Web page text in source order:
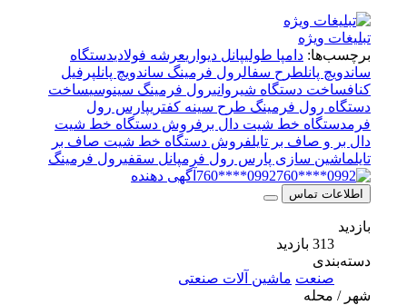
تبلیغات ویژه
برچسب‌ها:دامپا طولی پانل دیواری عرشه فولادی دستگاه
ساندویچ پانلطرح سفال رول فرمینگ ساندویچ پانلپرفیل
ساخت دستگاه شیروانیرول فرمینگ سینوسیساخت
دستگاه رول فرمینگ طرح سینه کفتری پارس رول
دستگاه خط شیت دال برفروش دستگاه خط شیت
دال بر و صاف بر تایل فروش دستگاه خط شیت صاف بر
ماشین سازی پارس رول فرم پانل سقفی رول فرمینگ
0992****760
آگهی دهنده
اطلاعات تماس
دسته‌بندی
صنعت ماشین آلات صنعتی
شهر / محله